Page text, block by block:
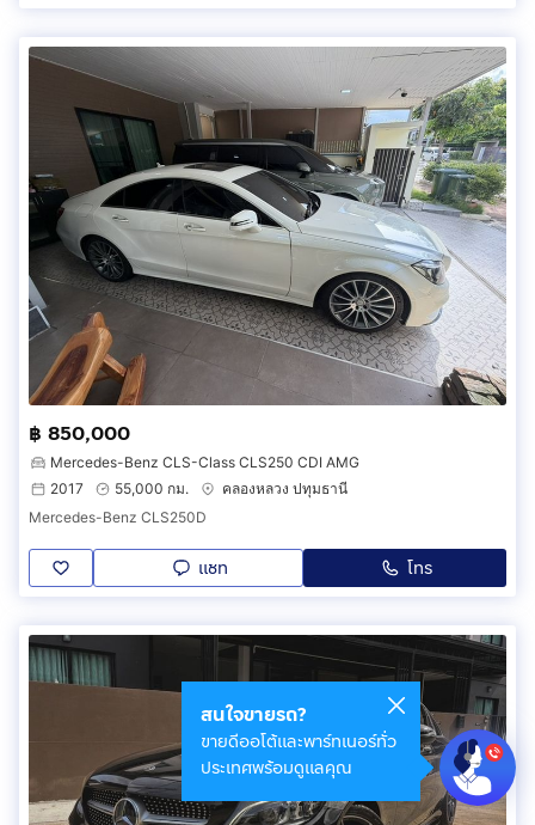
฿ 850,000
Mercedes-Benz CLS-Class CLS250 CDI AMG
2017
55,000 กม.
คลองหลวง ปทุมธานี
Mercedes-Benz CLS250D
แชท โทร
สนใจขายรถ?
ขายดีออโต้และพาร์ทเนอร์ทั่ว
ประเทศพร้อมดูแลคุณ